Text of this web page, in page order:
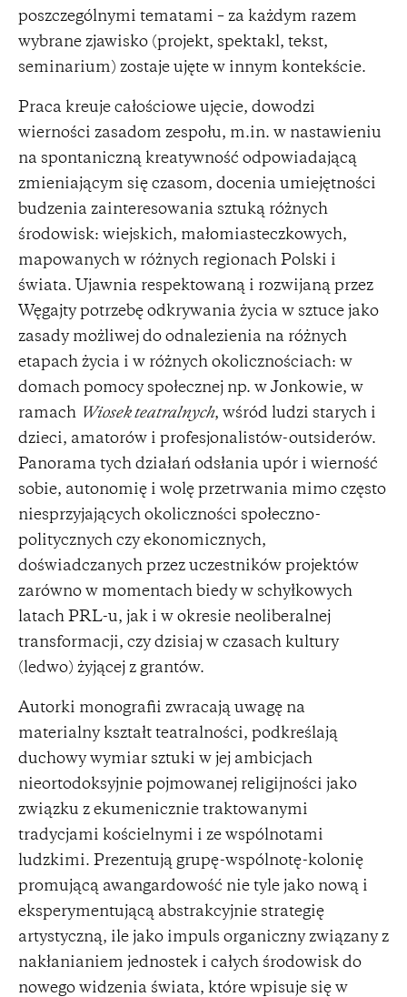
poszczególnymi tematami – za każdym razem
wybrane zjawisko (projekt, spektakl, tekst,
seminarium) zostaje ujęte w innym kontekście.
Praca kreuje całościowe ujęcie, dowodzi
wierności zasadom zespołu, m.in. w nastawieniu
na spontaniczną kreatywność odpowiadającą
zmieniającym się czasom, docenia umiejętności
budzenia zainteresowania sztuką różnych
środowisk: wiejskich, małomiasteczkowych,
mapowanych w różnych regionach Polski i
świata. Ujawnia respektowaną i rozwijaną przez
Węgajty potrzebę odkrywania życia w sztuce jako
zasady możliwej do odnalezienia na różnych
etapach życia i w różnych okolicznościach: w
domach pomocy społecznej np. w Jonkowie, w
ramach Wiosek teatralnych, wśród ludzi starych i
dzieci, amatorów i profesjonalistów-outsiderów.
Panorama tych działań odsłania upór i wierność
sobie, autonomię i wolę przetrwania mimo często
niesprzyjających okoliczności społeczno-
politycznych czy ekonomicznych,
doświadczanych przez uczestników projektów
zarówno w momentach biedy w schyłkowych
latach PRL-u, jak i w okresie neoliberalnej
transformacji, czy dzisiaj w czasach kultury
(ledwo) żyjącej z grantów.
Autorki monografii zwracają uwagę na
materialny kształt teatralności, podkreślają
duchowy wymiar sztuki w jej ambicjach
nieortodoksyjnie pojmowanej religijności jako
związku z ekumenicznie traktowanymi
tradycjami kościelnymi i ze wspólnotami
ludzkimi. Prezentują grupę-wspólnotę-kolonię
promującą awangardowość nie tyle jako nową i
eksperymentującą abstrakcyjnie strategię
artystyczną, ile jako impuls organiczny związany z
nakłanianiem jednostek i całych środowisk do
nowego widzenia świata, które wpisuje się w